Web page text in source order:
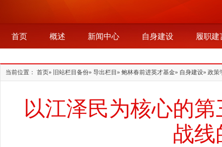
首页 概述 新闻中心 自身建设 履职建
当前位置： 首页» 旧站栏目备份» 导出栏目 » 鲍林春前进英才基金» 自身建设» 政策
以江泽民为核心的
战线